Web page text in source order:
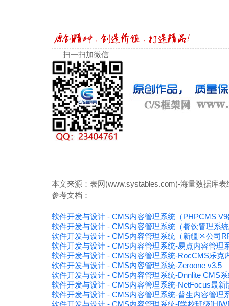
扫一扫加微信
本文来源：表网(www.systables.com)-海量数据库
参考文档：
软件开发与设计 - CMS内容管理系统（PHPCMS
软件开发与设计 - CMS内容管理系统（餐饮管理系
软件开发与设计 - CMS内容管理系统（新疆区公司
软件开发与设计 - CMS内容管理系统-易点内容管理
软件开发与设计 - CMS内容管理系统-RocCMS乐克
软件开发与设计 - CMS内容管理系统-Zeroone v3.5
软件开发与设计 - CMS内容管理系统-Dnnlite CMS
软件开发与设计 - CMS内容管理系统-NetFocus最
软件开发与设计 - CMS内容管理系统-普生内容管理